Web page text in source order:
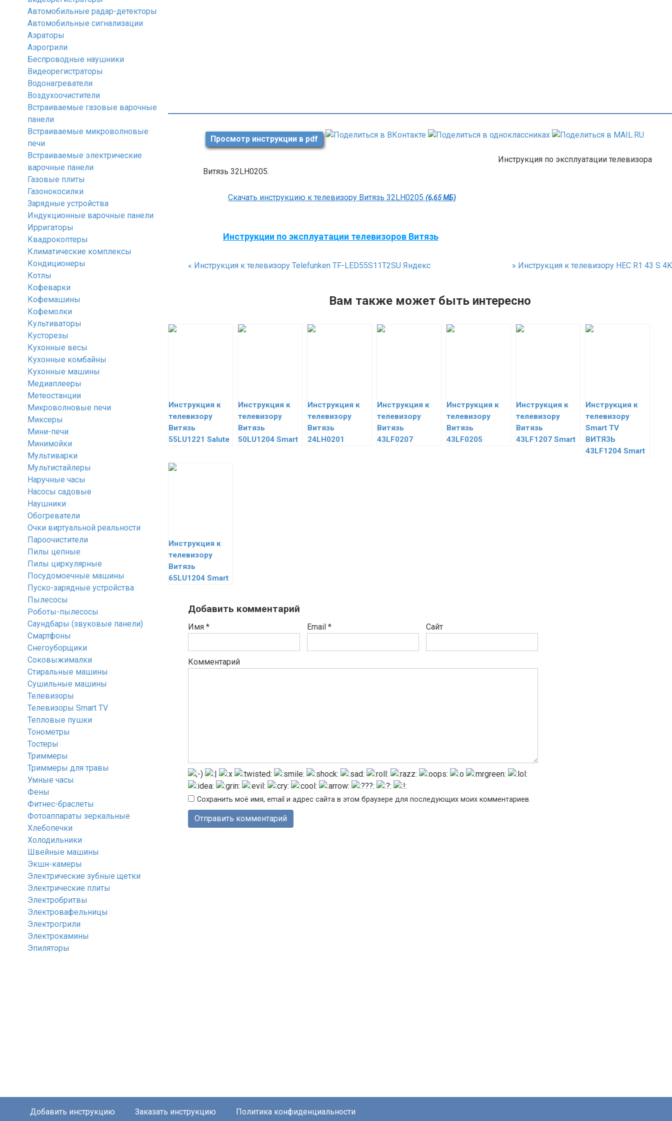
Просмотр инструкции в pdf
Инструкция по эксплуатации телевизора
Витязь 32LH0205.
Скачать инструкцию к телевизору Витязь 32LH0205 (6,65 МБ)
Инструкции по эксплуатации телевизоров Витязь
« Инструкция к телевизору Telefunken TF-LED55S11T2SU Яндекс » Инструкция к телевизору HEC R1 43 S 4K
Вам также может быть интересно
Инструкция к
телевизору
Витязь
55LU1221 Salute
Инструкция к
телевизору
Витязь
50LU1204 Smart
Инструкция к
телевизору
Витязь
24LH0201
Инструкция к
телевизору
Витязь
43LF0207
Инструкция к
телевизору
Витязь
43LF0205
Инструкция к
телевизору
Витязь
43LF1207 Smart
Инструкция к
телевизору
Smart TV
ВИТЯЗЬ
43LF1204 Smart
Инструкция к
телевизору
Витязь
65LU1204 Smart
Добавить комментарий
Имя * Email * Сайт
Комментарий
Сохранить моё имя, email и адрес сайта в этом браузере для последующих моих комментариев.
Автомобильные радар-детекторы
Автомобильные сигнализации
Аэраторы
Аэрогрили
Беспроводные наушники
Видеорегистраторы
Водонагреватели
Воздухоочистители
Встраиваемые газовые варочные
панели
Встраиваемые микроволновые
печи
Встраиваемые электрические
варочные панели
Газовые плиты
Газонокосилки
Зарядные устройства
Индукционные варочные панели
Ирригаторы
Квадрокоптеры
Климатические комплексы
Кондиционеры
Котлы
Кофеварки
Кофемашины
Кофемолки
Культиваторы
Кусторезы
Кухонные весы
Кухонные комбайны
Кухонные машины
Медиаплееры
Метеостанции
Микроволновые печи
Миксеры
Мини-печи
Минимойки
Мультиварки
Мультистайлеры
Наручные часы
Насосы садовые
Наушники
Обогреватели
Очки виртуальной реальности
Пароочистители
Пилы цепные
Пилы циркулярные
Посудомоечные машины
Пуско-зарядные устройства
Пылесосы
Роботы-пылесосы
Саундбары (звуковые панели)
Смартфоны
Снегоуборщики
Соковыжималки
Стиральные машины
Сушильные машины
Телевизоры
Телевизоры Smart TV
Тепловые пушки
Тонометры
Тостеры
Триммеры
Триммеры для травы
Умные часы
Фены
Фитнес-браслеты
Фотоаппараты зеркальные
Хлебопечки
Холодильники
Швейные машины
Экшн-камеры
Электрические зубные щетки
Электрические плиты
Электробритвы
Электровафельницы
Электрогрили
Электрокамины
Эпиляторы
Добавить инструкцию Заказать инструкцию Политика конфиденциальности